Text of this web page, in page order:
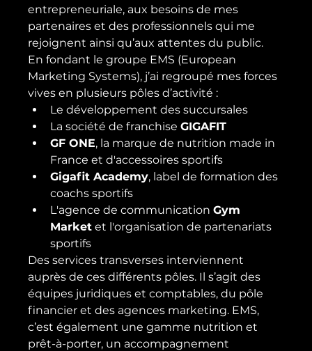
entrepreneuriale, aux besoins de mes
partenaires et des professionnels qui me
rejoignent ainsi qu’aux attentes du public.
En fondant le groupe EMS (European
Marketing Systems), j’ai regroupé mes forces
vives en plusieurs pôles d’activité :
Le développement des succursales
La société de franchise GIGAFIT
GF ONE, la marque de nutrition made in
France et d'accessoires sportifs
Gigafit Academy, label de formation des
coachs sportifs
L'agence de communication Gym
Market et l'organisation de partenariats
sportifs
Des services transverses interviennent
auprès de ces différents pôles. Il s’agit des
équipes juridiques et comptables, du pôle
financier et des agences marketing. EMS,
c’est également une gamme nutrition et
prêt-à-porter, un accompagnement